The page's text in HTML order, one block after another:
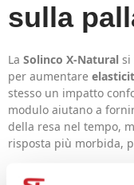
sulla
La Solinco X-Natural si
per aumentare
stesso un impatto
modulo aiutano a
della resa nel tempo,
risposta più morbida,